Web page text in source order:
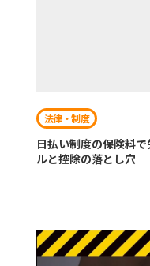
法律・制度
日払い制度の保険料
ルと控除の落とし穴